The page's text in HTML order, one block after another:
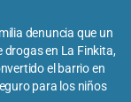
denuncia que un
drogas en La Finkita,
el barrio en
para los niños